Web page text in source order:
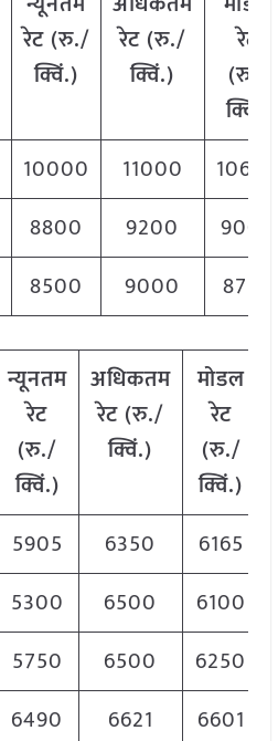
रेट (रु./
क्विं.)
रेट (रु./
क्विं.)
रेट
(रु./
क्विं.)
10000 11000
8800 9200
9000
8500 9000 8750
न्यूनतम
रेट
(रु./
क्विं.)
अधिकतम
रेट (रु./
क्विं.)
मोडल
रेट
(रु./
क्विं.)
5905 6350
6165
5300 6500
6100
5750 6500
6250
6490 6621
6601